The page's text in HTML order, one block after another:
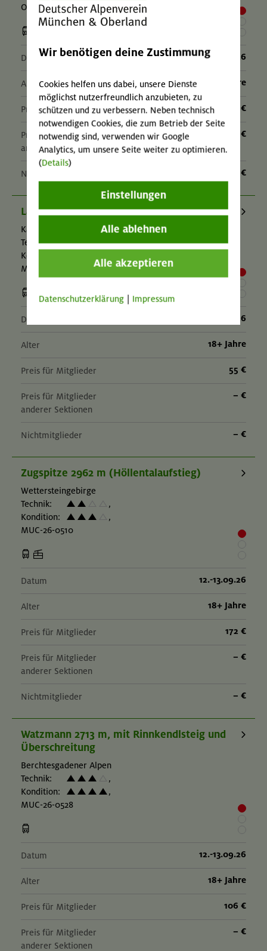
OL-26-0486
Datum 05.-07.09.26
Alter 18+ Jahre
Preis für Mitglieder 215 €
Preis für Mitglieder
anderer Sektionen
– €
Nichtmitglieder – €
Lamsenspitze 2508 m, Brudertunnel
Karwendel
Technik:
,
Kondition:
MUC-26-0444
Datum 06.09.26
Alter 18+ Jahre
Preis für Mitglieder 55 €
Preis für Mitglieder
anderer Sektionen
– €
Nichtmitglieder – €
Zugspitze 2962 m (Höllentalaufstieg)
Wettersteingebirge
Technik:
,
Kondition:
,
MUC-26-0510
Datum 12.-13.09.26
Alter 18+ Jahre
Preis für Mitglieder 172 €
Preis für Mitglieder
anderer Sektionen
– €
Nichtmitglieder – €
Watzmann 2713 m, mit Rinnkendlsteig und
Überschreitung
Berchtesgadener Alpen
Technik:
,
Kondition:
,
MUC-26-0528
Datum 12.-13.09.26
Alter 18+ Jahre
Preis für Mitglieder 106 €
Preis für Mitglieder
anderer Sektionen
– €
Wir benötigen deine Zustimmung
Cookies helfen uns dabei, unsere Dienste
möglichst nutzerfreundlich anzubieten, zu
schützen und zu verbessern. Neben technisch
notwendigen Cookies, die zum Betrieb der Seite
notwendig sind, verwenden wir Google
Analytics, um unsere Seite weiter zu optimieren.
(Details)
Einstellungen
Alle ablehnen
Alle akzeptieren
Datenschutzerklärung Impressum